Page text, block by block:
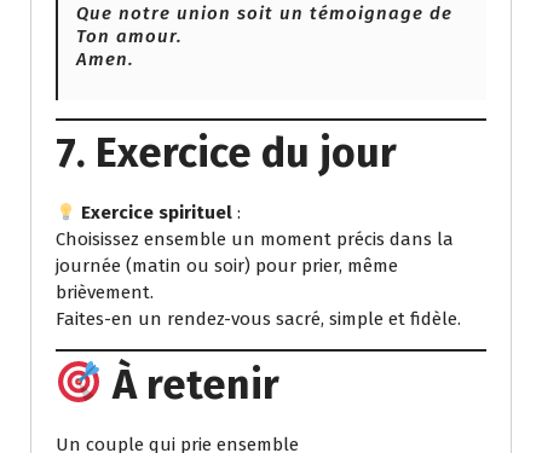
Que notre union soit un témoignage de
Ton amour.
Amen.
7. Exercice du jour
Exercice spirituel :
Choisissez ensemble un moment précis dans la
journée (matin ou soir) pour prier, même
brièvement.
Faites-en un rendez-vous sacré, simple et fidèle.
À retenir
Un couple qui prie ensemble